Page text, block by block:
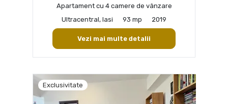
Apartament cu 4 camere de vânzare
Ultracentral, Iasi
93 mp 2019
Vezi mai multe detalii
Exclusivitate